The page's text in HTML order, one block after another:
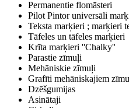
Permanentie flomāsteri
Pilot Pintor universāli
Teksta marķieri ; marķieri
Tāfeles un tāfeles marķieri
Krīta marķieri ''Chalky''
Parastie zīmuļi
Mehāniskie zīmuļi
Grafīti mehāniskajiem
Dzēšgumijas
Asinātaji